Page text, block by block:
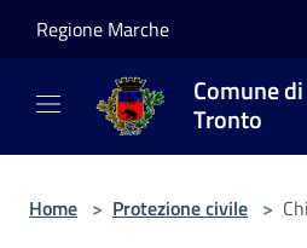
Regione Marche
Comune
Tronto
Home > Protezione civile >